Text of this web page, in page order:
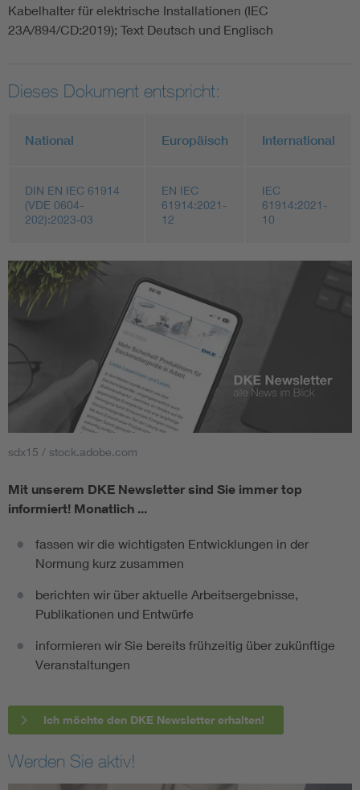
Kabelhalter für elektrische Installationen (IEC
23A/894/CD:2019); Text Deutsch und Englisch
Dieses Dokument entspricht:
National Europäisch International
DIN EN IEC 61914
(VDE 0604-
202):2023-03
EN IEC
61914:2021-
12
IEC
61914:2021-
10
sdx15 / stock.adobe.com
Mit unserem DKE Newsletter sind Sie immer top
informiert! Monatlich ...
fassen wir die wichtigsten Entwicklungen in der
Normung kurz zusammen
berichten wir über aktuelle Arbeitsergebnisse,
Publikationen und Entwürfe
informieren wir Sie bereits frühzeitig über zukünftige
Veranstaltungen
Ich möchte den DKE Newsletter erhalten!
Werden Sie aktiv!